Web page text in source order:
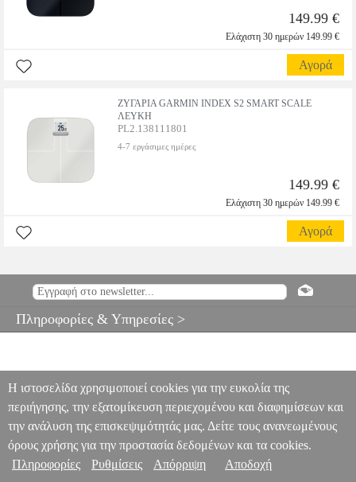
149.99 €
Ελάχιστη 30 ημερών 149.99 €
Αγορά
ΖΥΓΑΡΙΑ GARMIN INDEX S2 SMART SCALE
ΛΕΥΚΗ
PL2.138111801
4-7 εργάσιμες ημέρες
149.99 €
Ελάχιστη 30 ημερών 149.99 €
Αγορά
Πληροφορίες & Υπηρεσίες >
Η ιστοσελίδα χρησιμοποιεί cookies για την ευκολία της
περιήγησης, την εξατομίκευση περιεχομένου και διαφημίσεων και
την ανάλυση της επισκεψιμότητάς μας. Δείτε τους ανανεωμένους
όρους χρήσης για την προστασία δεδομένων και τα cookies.
Πληροφορίες
Ρυθμίσεις Απόρριψη Αποδοχή